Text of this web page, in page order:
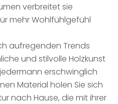
verbreitet sie
mehr Wohlfühlgefühl
aufregenden Trends
und stilvolle Holzkunst
erschwinglich
Material holen Sie sich
nach Hause, die mit ihrer